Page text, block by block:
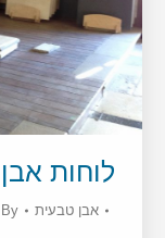
לוחות
אבן טבעית By